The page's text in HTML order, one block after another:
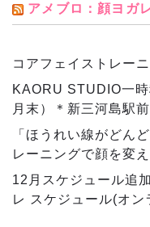
アメブロ：顔ヨガ
コアフェイストレー
KAORU STUDIO一
月末）＊新三河島駅
「ほうれい線がどん
レーニングで顔を変
12月スケジュール追
レ スケジュール(オン